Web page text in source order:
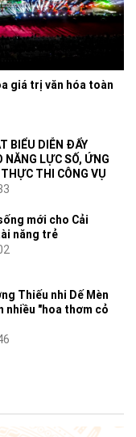
giá trị văn hóa toàn
BIỂU DIỄN ĐẨY
NĂNG LỰC SỐ, ỨNG
THI CÔNG VỤ
mới cho Cải
năng trẻ
Thiếu nhi Dế Mèn
nhiều "hoa thơm cỏ